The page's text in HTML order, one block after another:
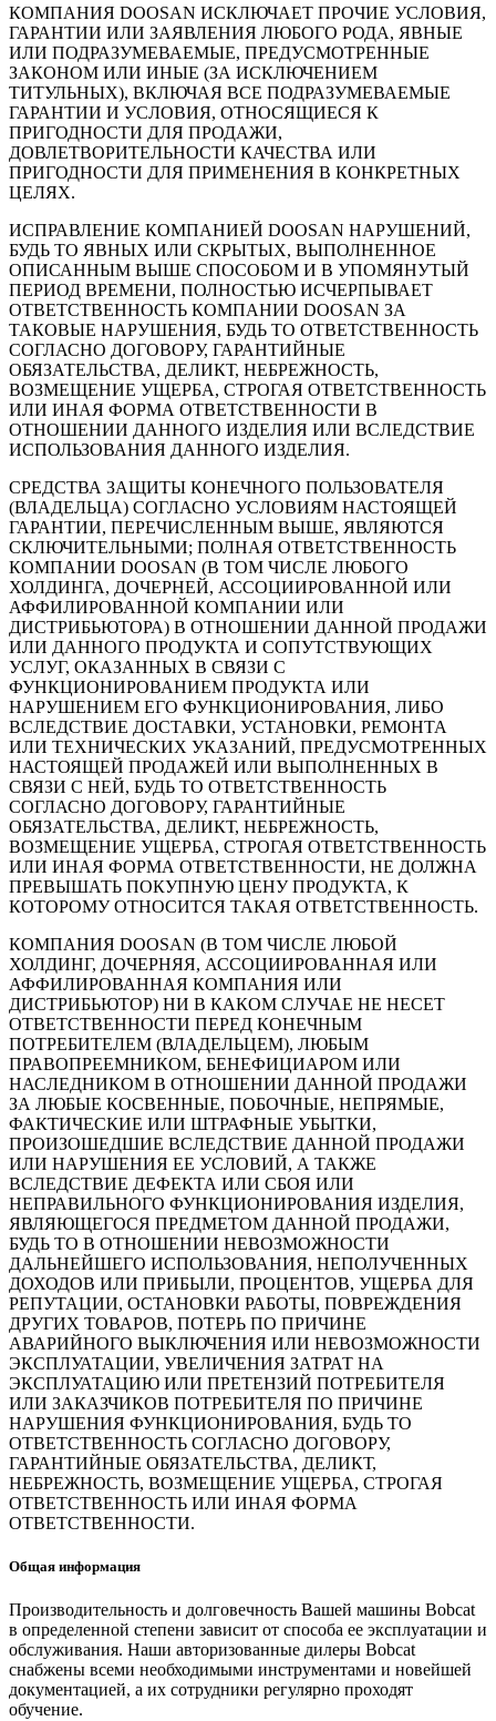
КОМПАНИЯ DOOSAN ИСКЛЮЧАЕТ ПРОЧИЕ УСЛОВИЯ,
ГАРАНТИИ ИЛИ ЗАЯВЛЕНИЯ ЛЮБОГО РОДА, ЯВНЫЕ
ИЛИ ПОДРАЗУМЕВАЕМЫЕ, ПРЕДУСМОТРЕННЫЕ
ЗАКОНОМ ИЛИ ИНЫЕ (ЗА ИСКЛЮЧЕНИЕМ
ТИТУЛЬНЫХ), ВКЛЮЧАЯ ВСЕ ПОДРАЗУМЕВАЕМЫЕ
ГАРАНТИИ И УСЛОВИЯ, ОТНОСЯЩИЕСЯ К
ПРИГОДНОСТИ ДЛЯ ПРОДАЖИ,
ДОВЛЕТВОРИТЕЛЬНОСТИ КАЧЕСТВА ИЛИ
ПРИГОДНОСТИ ДЛЯ ПРИМЕНЕНИЯ В КОНКРЕТНЫХ
ЦЕЛЯХ.
ИСПРАВЛЕНИЕ КОМПАНИЕЙ DOOSAN НАРУШЕНИЙ,
БУДЬ ТО ЯВНЫХ ИЛИ СКРЫТЫХ, ВЫПОЛНЕННОЕ
ОПИСАННЫМ ВЫШЕ СПОСОБОМ И В УПОМЯНУТЫЙ
ПЕРИОД ВРЕМЕНИ, ПОЛНОСТЬЮ ИСЧЕРПЫВАЕТ
ОТВЕТСТВЕННОСТЬ КОМПАНИИ DOOSAN ЗА
ТАКОВЫЕ НАРУШЕНИЯ, БУДЬ ТО ОТВЕТСТВЕННОСТЬ
СОГЛАСНО ДОГОВОРУ, ГАРАНТИЙНЫЕ
ОБЯЗАТЕЛЬСТВА, ДЕЛИКТ, НЕБРЕЖНОСТЬ,
ВОЗМЕЩЕНИЕ УЩЕРБА, СТРОГАЯ ОТВЕТСТВЕННОСТЬ
ИЛИ ИНАЯ ФОРМА ОТВЕТСТВЕННОСТИ В
ОТНОШЕНИИ ДАННОГО ИЗДЕЛИЯ ИЛИ ВСЛЕДСТВИЕ
ИСПОЛЬЗОВАНИЯ ДАННОГО ИЗДЕЛИЯ.
СРЕДСТВА ЗАЩИТЫ КОНЕЧНОГО ПОЛЬЗОВАТЕЛЯ
(ВЛАДЕЛЬЦА) СОГЛАСНО УСЛОВИЯМ НАСТОЯЩЕЙ
ГАРАНТИИ, ПЕРЕЧИСЛЕННЫМ ВЫШЕ, ЯВЛЯЮТСЯ
СКЛЮЧИТЕЛЬНЫМИ; ПОЛНАЯ ОТВЕТСТВЕННОСТЬ
КОМПАНИИ DOOSAN (В ТОМ ЧИСЛЕ ЛЮБОГО
ХОЛДИНГА, ДОЧЕРНЕЙ, АССОЦИИРОВАННОЙ ИЛИ
АФФИЛИРОВАННОЙ КОМПАНИИ ИЛИ
ДИСТРИБЬЮТОРА) В ОТНОШЕНИИ ДАННОЙ ПРОДАЖИ
ИЛИ ДАННОГО ПРОДУКТА И СОПУТСТВУЮЩИХ
УСЛУГ, ОКАЗАННЫХ В СВЯЗИ С
ФУНКЦИОНИРОВАНИЕМ ПРОДУКТА ИЛИ
НАРУШЕНИЕМ ЕГО ФУНКЦИОНИРОВАНИЯ, ЛИБО
ВСЛЕДСТВИЕ ДОСТАВКИ, УСТАНОВКИ, РЕМОНТА
ИЛИ ТЕХНИЧЕСКИХ УКАЗАНИЙ, ПРЕДУСМОТРЕННЫХ
НАСТОЯЩЕЙ ПРОДАЖЕЙ ИЛИ ВЫПОЛНЕННЫХ В
СВЯЗИ С НЕЙ, БУДЬ ТО ОТВЕТСТВЕННОСТЬ
СОГЛАСНО ДОГОВОРУ, ГАРАНТИЙНЫЕ
ОБЯЗАТЕЛЬСТВА, ДЕЛИКТ, НЕБРЕЖНОСТЬ,
ВОЗМЕЩЕНИЕ УЩЕРБА, СТРОГАЯ ОТВЕТСТВЕННОСТЬ
ИЛИ ИНАЯ ФОРМА ОТВЕТСТВЕННОСТИ, НЕ ДОЛЖНА
ПРЕВЫШАТЬ ПОКУПНУЮ ЦЕНУ ПРОДУКТА, К
КОТОРОМУ ОТНОСИТСЯ ТАКАЯ ОТВЕТСТВЕННОСТЬ.
КОМПАНИЯ DOOSAN (В ТОМ ЧИСЛЕ ЛЮБОЙ
ХОЛДИНГ, ДОЧЕРНЯЯ, АССОЦИИРОВАННАЯ ИЛИ
АФФИЛИРОВАННАЯ КОМПАНИЯ ИЛИ
ДИСТРИБЬЮТОР) НИ В КАКОМ СЛУЧАЕ НЕ НЕСЕТ
ОТВЕТСТВЕННОСТИ ПЕРЕД КОНЕЧНЫМ
ПОТРЕБИТЕЛЕМ (ВЛАДЕЛЬЦЕМ), ЛЮБЫМ
ПРАВОПРЕЕМНИКОМ, БЕНЕФИЦИАРОМ ИЛИ
НАСЛЕДНИКОМ В ОТНОШЕНИИ ДАННОЙ ПРОДАЖИ
ЗА ЛЮБЫЕ КОСВЕННЫЕ, ПОБОЧНЫЕ, НЕПРЯМЫЕ,
ФАКТИЧЕСКИЕ ИЛИ ШТРАФНЫЕ УБЫТКИ,
ПРОИЗОШЕДШИЕ ВСЛЕДСТВИЕ ДАННОЙ ПРОДАЖИ
ИЛИ НАРУШЕНИЯ ЕЕ УСЛОВИЙ, А ТАКЖЕ
ВСЛЕДСТВИЕ ДЕФЕКТА ИЛИ СБОЯ ИЛИ
НЕПРАВИЛЬНОГО ФУНКЦИОНИРОВАНИЯ ИЗДЕЛИЯ,
ЯВЛЯЮЩЕГОСЯ ПРЕДМЕТОМ ДАННОЙ ПРОДАЖИ,
БУДЬ ТО В ОТНОШЕНИИ НЕВОЗМОЖНОСТИ
ДАЛЬНЕЙШЕГО ИСПОЛЬЗОВАНИЯ, НЕПОЛУЧЕННЫХ
ДОХОДОВ ИЛИ ПРИБЫЛИ, ПРОЦЕНТОВ, УЩЕРБА ДЛЯ
РЕПУТАЦИИ, ОСТАНОВКИ РАБОТЫ, ПОВРЕЖДЕНИЯ
ДРУГИХ ТОВАРОВ, ПОТЕРЬ ПО ПРИЧИНЕ
АВАРИЙНОГО ВЫКЛЮЧЕНИЯ ИЛИ НЕВОЗМОЖНОСТИ
ЭКСПЛУАТАЦИИ, УВЕЛИЧЕНИЯ ЗАТРАТ НА
ЭКСПЛУАТАЦИЮ ИЛИ ПРЕТЕНЗИЙ ПОТРЕБИТЕЛЯ
ИЛИ ЗАКАЗЧИКОВ ПОТРЕБИТЕЛЯ ПО ПРИЧИНЕ
НАРУШЕНИЯ ФУНКЦИОНИРОВАНИЯ, БУДЬ ТО
ОТВЕТСТВЕННОСТЬ СОГЛАСНО ДОГОВОРУ,
ГАРАНТИЙНЫЕ ОБЯЗАТЕЛЬСТВА, ДЕЛИКТ,
НЕБРЕЖНОСТЬ, ВОЗМЕЩЕНИЕ УЩЕРБА, СТРОГАЯ
ОТВЕТСТВЕННОСТЬ ИЛИ ИНАЯ ФОРМА
ОТВЕТСТВЕННОСТИ.
Общая информация
Производительность и долговечность Вашей машины Bobcat
в определенной степени зависит от способа ее эксплуатации и
обслуживания. Наши авторизованные дилеры Bobcat
снабжены всеми необходимыми инструментами и новейшей
документацией, а их сотрудники регулярно проходят
обучение.